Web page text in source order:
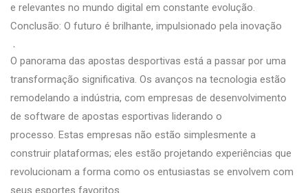
e relevantes no mundo digital em constante evolução.
Conclusão: O futuro é brilhante, impulsionado pela inovação
.
O panorama das apostas desportivas está a passar por uma
transformação significativa. Os avanços na tecnologia estão
remodelando a indústria, com empresas de desenvolvimento
de software de apostas esportivas liderando o
processo. Estas empresas não estão simplesmente a
construir plataformas; eles estão projetando experiências que
revolucionam a forma como os entusiastas se envolvem com
seus esportes favoritos.